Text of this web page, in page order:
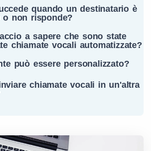
quando un destinatario è
o non risponde?
a sapere che sono state
chiamate vocali automatizzate?
può essere personalizzato?
chiamate vocali in un'altra